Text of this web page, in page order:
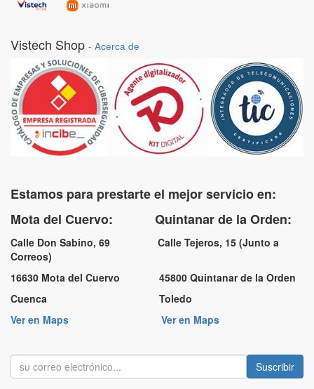
Vistech Shop - Acerca de
Estamos para prestarte el mejor servicio en:
Mota del Cuervo: Quintanar de la Orden:
Calle Don Sabino, 69 Calle Tejeros, 15 (Junto a
Correos)
16630 Mota del Cuervo 45800 Quintanar de la Orden
Cuenca Toledo
Ver en Maps
Ver en Maps
Suscribir